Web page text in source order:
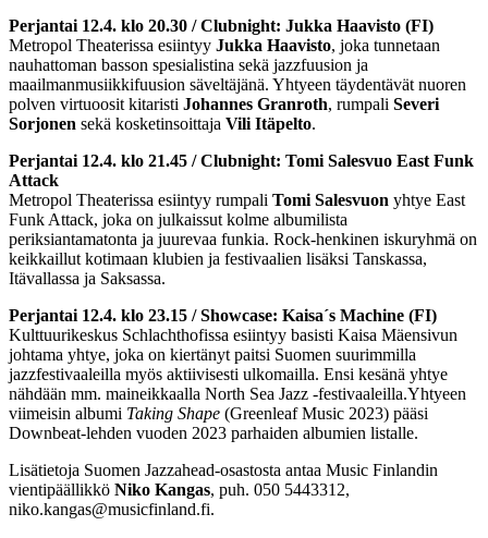
Perjantai 12.4. klo 20.30 / Clubnight: Jukka Haavisto (FI)
Metropol Theaterissa esiintyy Jukka Haavisto, joka tunnetaan
nauhattoman basson spesialistina sekä jazzfuusion ja
maailmanmusiikkifuusion säveltäjänä. Yhtyeen täydentävät nuoren
polven virtuoosit kitaristi Johannes Granroth, rumpali Severi
Sorjonen sekä kosketinsoittaja Vili Itäpelto.
Perjantai 12.4. klo 21.45 / Clubnight: Tomi Salesvuo East Funk
Attack
Metropol Theaterissa esiintyy rumpali Tomi Salesvuon yhtye East
Funk Attack, joka on julkaissut kolme albumilista
periksiantamatonta ja juurevaa funkia. Rock-henkinen iskuryhmä on
keikkaillut kotimaan klubien ja festivaalien lisäksi Tanskassa,
Itävallassa ja Saksassa.
Perjantai 12.4. klo 23.15 / Showcase: Kaisa´s Machine (FI)
Kulttuurikeskus Schlachthofissa esiintyy basisti Kaisa Mäensivun
johtama yhtye, joka on kiertänyt paitsi Suomen suurimmilla
jazzfestivaaleilla myös aktiivisesti ulkomailla. Ensi kesänä yhtye
nähdään mm. maineikkaalla North Sea Jazz -festivaaleilla.Yhtyeen
viimeisin albumi Taking Shape (Greenleaf Music 2023) pääsi
Downbeat-lehden vuoden 2023 parhaiden albumien listalle.
Lisätietoja Suomen Jazzahead-osastosta antaa Music Finlandin
vientipäällikkö Niko Kangas, puh. 050 5443312,
niko.kangas@musicfinland.fi.